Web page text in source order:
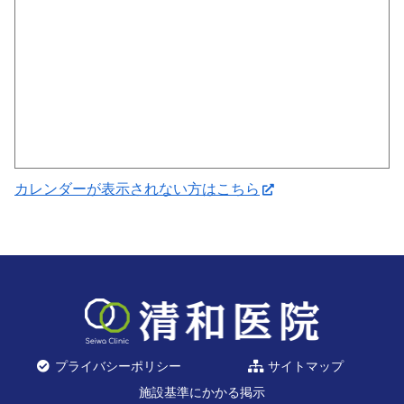
カレンダーが表示されない方はこちら
プライバシーポリシー
サイトマップ
施設基準にかかる掲示